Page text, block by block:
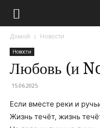
Домой Новости
Новости
Любовь (и
15.06.2025
Если вместе реки и
Жизнь течёт, жизнь